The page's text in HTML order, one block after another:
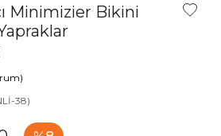
Minimizier Bikini
)
38)